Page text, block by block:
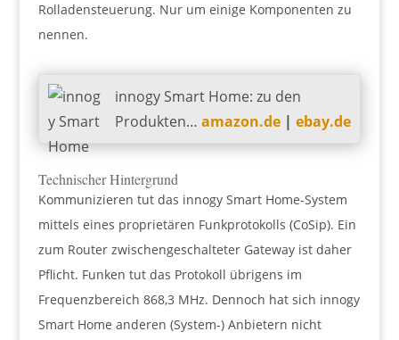
Rolladensteuerung. Nur um einige Komponenten zu
nennen.
innogy Smart Home: zu den
Produkten… amazon.de| ebay.de
Technischer Hintergrund
Kommunizieren tut das innogy Smart Home-System
mittels eines proprietären Funkprotokolls (CoSip). Ein
zum Router zwischengeschalteter Gateway ist daher
Pflicht. Funken tut das Protokoll übrigens im
Frequenzbereich 868,3 MHz. Dennoch hat sich innogy
Smart Home anderen (System-) Anbietern nicht